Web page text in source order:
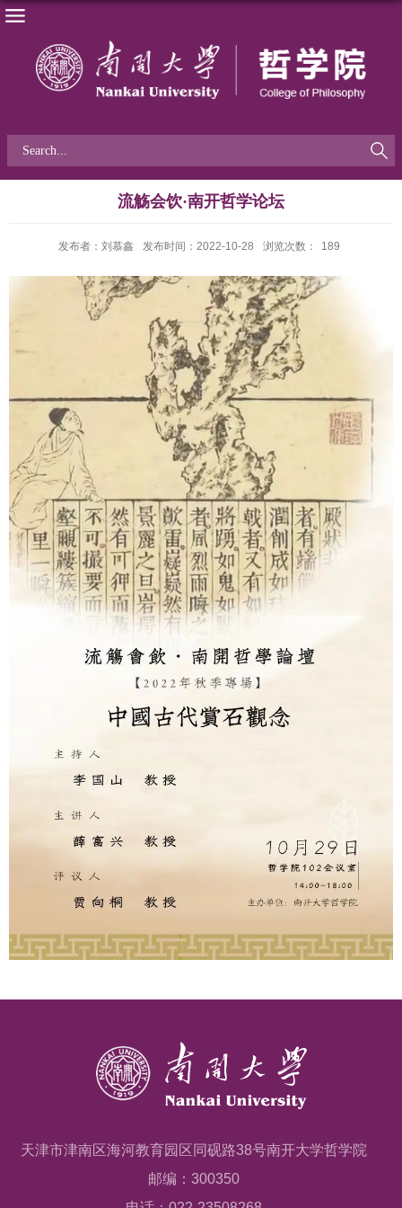
流觞会饮·南开哲学论坛
发布者：刘慕鑫 发布时间：2022-10-28 浏览次数： 189
天津市津南区海河教育园区同砚路38号南开大学哲学院
邮编：300350